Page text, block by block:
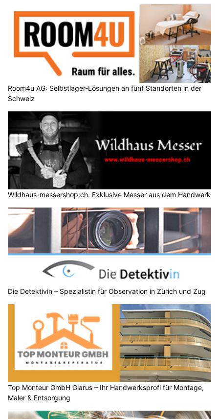
Room4u AG: Selbstlager-Lösungen an fünf Standorten in der
Schweiz
Wildhaus-messershop.ch: Exklusive Messer aus dem Handwerk
Die Detektivin – Spezialistin für Observation in Zürich und Zug
Top Monteur GmbH Glarus – Ihr Handwerksprofi für Montage,
Maler & Entsorgung